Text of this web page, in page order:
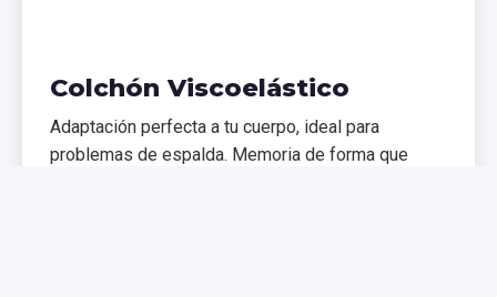
Colchón Viscoelástico
Adaptación perfecta a tu cuerpo, ideal para
problemas de espalda. Memoria de forma que